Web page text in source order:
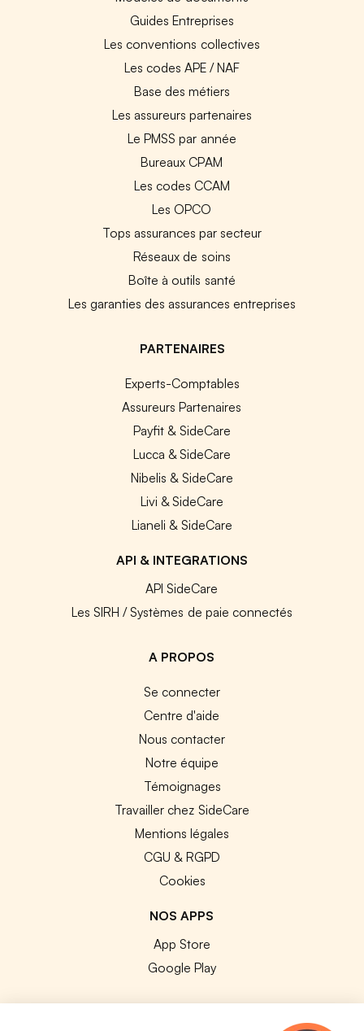
Guides Entreprises
Les conventions collectives
Les codes APE / NAF
Base des métiers
Les assureurs partenaires
Le PMSS par année
Bureaux CPAM
Les codes CCAM
Les OPCO
Tops assurances par secteur
Réseaux de soins
Boîte à outils santé
Les garanties des assurances entreprises
PARTENAIRES
Experts-Comptables
Assureurs Partenaires
Payfit & SideCare
Lucca & SideCare
Nibelis & SideCare
Livi & SideCare
Lianeli & SideCare
API & INTEGRATIONS
API SideCare
Les SIRH / Systèmes de paie connectés
A PROPOS
Se connecter
Centre d'aide
Nous contacter
Notre équipe
Témoignages
Travailler chez SideCare
Mentions légales
CGU & RGPD
Cookies
NOS APPS
App Store
Google Play